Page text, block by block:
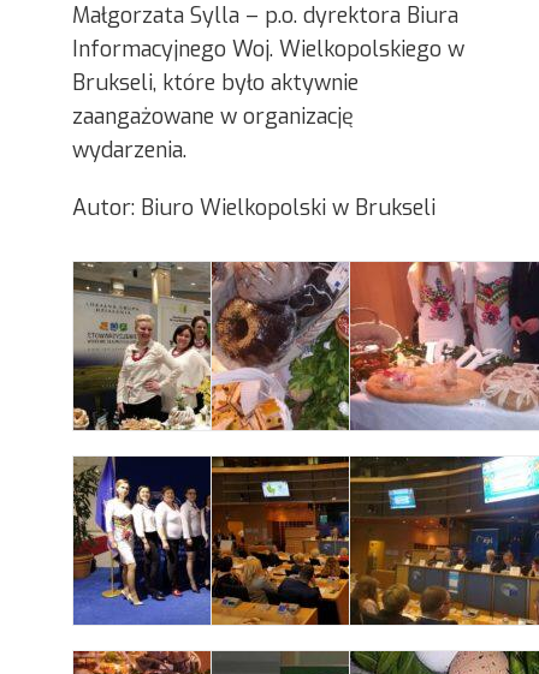
Małgorzata Sylla – p.o. dyrektora Biura
Informacyjnego Woj. Wielkopolskiego w
Brukseli, które było aktywnie
zaangażowane w organizację
wydarzenia.
Autor: Biuro Wielkopolski w Brukseli